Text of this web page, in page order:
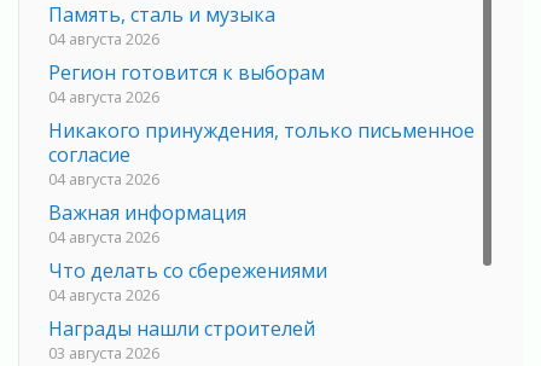
Память, сталь и музыка
04 августа 2026
Регион готовится к выборам
04 августа 2026
Никакого принуждения, только письменное
согласие
04 августа 2026
Важная информация
04 августа 2026
Что делать со сбережениями
04 августа 2026
Награды нашли строителей
03 августа 2026